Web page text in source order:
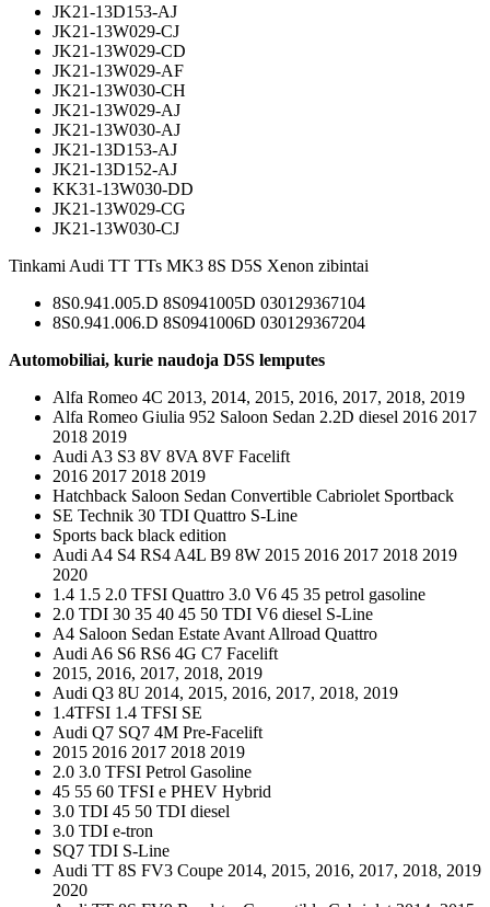
JK21-13D153-AJ
JK21-13W029-CJ
JK21-13W029-CD
JK21-13W029-AF
JK21-13W030-CH
JK21-13W029-AJ
JK21-13W030-AJ
JK21-13D153-AJ
JK21-13D152-AJ
KK31-13W030-DD
JK21-13W029-CG
JK21-13W030-CJ
Tinkami Audi TT TTs MK3 8S D5S Xenon zibintai
8S0.941.005.D 8S0941005D 030129367104
8S0.941.006.D 8S0941006D 030129367204
Automobiliai, kurie naudoja D5S lemputes
Alfa Romeo 4C 2013, 2014, 2015, 2016, 2017, 2018, 2019
Alfa Romeo Giulia 952 Saloon Sedan 2.2D diesel 2016 2017
2018 2019
Audi A3 S3 8V 8VA 8VF Facelift
2016 2017 2018 2019
Hatchback Saloon Sedan Convertible Cabriolet Sportback
SE Technik 30 TDI Quattro S-Line
Sports back black edition
Audi A4 S4 RS4 A4L B9 8W 2015 2016 2017 2018 2019
2020
1.4 1.5 2.0 TFSI Quattro 3.0 V6 45 35 petrol gasoline
2.0 TDI 30 35 40 45 50 TDI V6 diesel S-Line
A4 Saloon Sedan Estate Avant Allroad Quattro
Audi A6 S6 RS6 4G C7 Facelift
2015, 2016, 2017, 2018, 2019
Audi Q3 8U 2014, 2015, 2016, 2017, 2018, 2019
1.4TFSI 1.4 TFSI SE
Audi Q7 SQ7 4M Pre-Facelift
2015 2016 2017 2018 2019
2.0 3.0 TFSI Petrol Gasoline
45 55 60 TFSI e PHEV Hybrid
3.0 TDI 45 50 TDI diesel
3.0 TDI e-tron
SQ7 TDI S-Line
Audi TT 8S FV3 Coupe 2014, 2015, 2016, 2017, 2018, 2019
2020